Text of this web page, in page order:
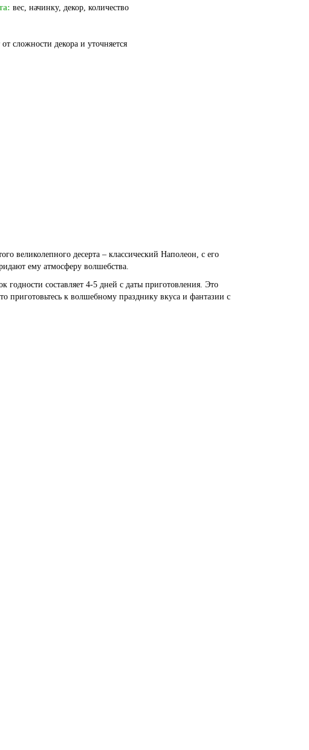
вес, начинку, декор, количество
от сложности декора и уточняется
великолепного десерта – классический Наполеон, с его
ему атмосферу волшебства.
годности составляет 4-5 дней с даты приготовления. Это
приготовьтесь к волшебному празднику вкуса и фантазии с